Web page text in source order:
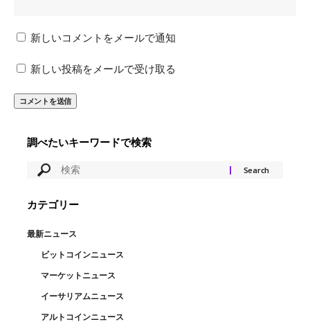
新しいコメントをメールで通知
新しい投稿をメールで受け取る
調べたいキーワードで検索
カテゴリー
最新ニュース
ビットコインニュース
マーケットニュース
イーサリアムニュース
アルトコインニュース